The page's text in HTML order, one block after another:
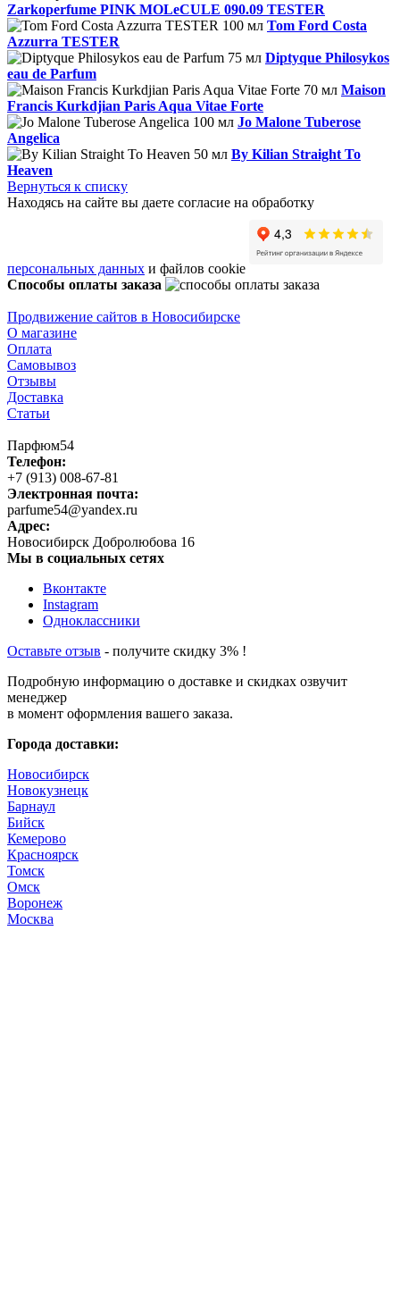
Zarkoperfume PINK MOLeCULE 090.09 TESTER
Tom Ford Costa
Azzurra TESTER
Diptyque Philosykos
eau de Parfum
Maison
Francis Kurkdjian Paris Aqua Vitae Forte
Jo Malone Tuberose
Angelica
By Kilian Straight To
Heaven
Вернуться к списку
Находясь на сайте вы даете согласие на обработку
персональных данных и файлов cookie
Способы оплаты заказа
Продвижение сайтов в Новосибирске
О магазине
Оплата
Самовывоз
Отзывы
Доставка
Статьи
Парфюм54
Телефон:
+7 (913) 008-67-81
Электронная почта:
parfume54@yandex.ru
Адрес:
Новосибирск Добролюбова 16
Мы в социальных сетях
Вконтакте
Instagram
Одноклассники
Оставьте отзыв - получите скидку 3% !
Подробную информацию о доставке и скидках озвучит
менеджер
в момент оформления вашего заказа.
Города доставки:
Новосибирск
Новокузнецк
Барнаул
Бийск
Кемерово
Красноярск
Томск
Омск
Воронеж
Москва